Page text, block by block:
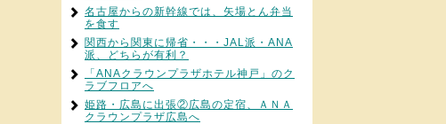
名古屋からの新幹線では、矢場とん弁当
を食す
関西から関東に帰省・・・JAL派・ANA
派、どちらが有利？
「ANAクラウンプラザホテル神戸」のク
ラブフロアへ
姫路・広島に出張②広島の定宿、ＡＮＡ
クラウンプラザ広島へ